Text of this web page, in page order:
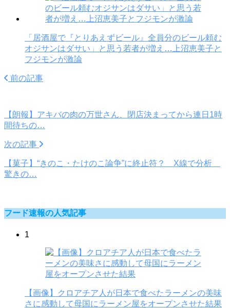
「居酒屋で『とりあえずビール』全員分のビール頼む
オジサンはダサい」と思う若者が増え…上沼恵美子と
フジモンが激論
前の記事
【朗報】アキバの肉の万世さん、閉店決まってから連日1時
間待ちの…
次の記事
【菓子】“きのこ・たけのこ論争”に終止符？ X線で分析
驚きの…
フード速報の人気記事
1
【画像】クロアチア人が日本で食べたラーメンの美味
さに感動して母国にラーメン屋をオープンさせた結果